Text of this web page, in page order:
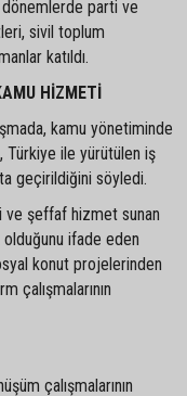
dönemlerde parti ve
sivil toplum
katıldı.
HİZMETİ
kamu yönetiminde
Türkiye ile yürütülen iş
geçirildiğini söyledi.
ve şeffaf hizmet sunan
ifade eden
konut projelerinden
çalışmalarının
çalışmalarının